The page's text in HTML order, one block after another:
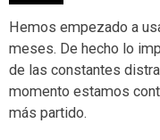
Hemos empezado a
meses. De hecho lo
de las constantes
momento estamos
más partido.